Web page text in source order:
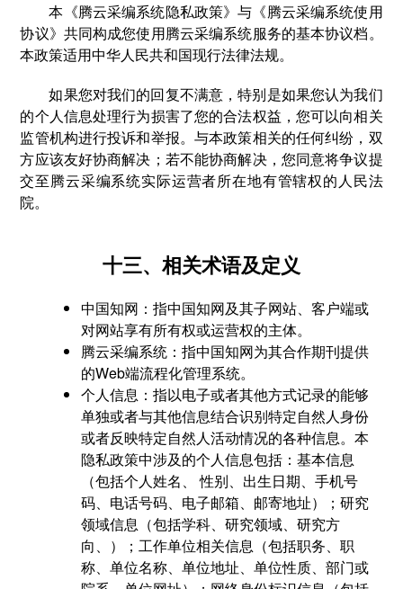
本《腾云采编系统隐私政策》与《腾云采编系统使用
协议》共同构成您使用腾云采编系统服务的基本协议档。
本政策适用中华人民共和国现行法律法规。
如果您对我们的回复不满意，特别是如果您认为我们
的个人信息处理行为损害了您的合法权益，您可以向相关
监管机构进行投诉和举报。与本政策相关的任何纠纷，双
方应该友好协商解决；若不能协商解决，您同意将争议提
交至腾云采编系统实际运营者所在地有管辖权的人民法
院。
十三、相关术语及定义
中国知网：指中国知网及其子网站、客户端或
对网站享有所有权或运营权的主体。
腾云采编系统：指中国知网为其合作期刊提供
的Web端流程化管理系统。
个人信息：指以电子或者其他方式记录的能够
单独或者与其他信息结合识别特定自然人身份
或者反映特定自然人活动情况的各种信息。本
隐私政策中涉及的个人信息包括：基本信息
（包括个人姓名、 性别、出生日期、手机号
码、电话号码、电子邮箱、邮寄地址）；研究
领域信息（包括学科、研究领域、研究方
向、）；工作单位相关信息（包括职务、职
称、单位名称、单位地址、单位性质、部门或